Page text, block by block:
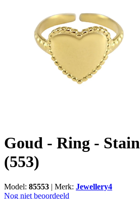
Goud - Ring -
(553)
Model: 85553 | Merk: Jewellery4
Nog niet beoordeeld